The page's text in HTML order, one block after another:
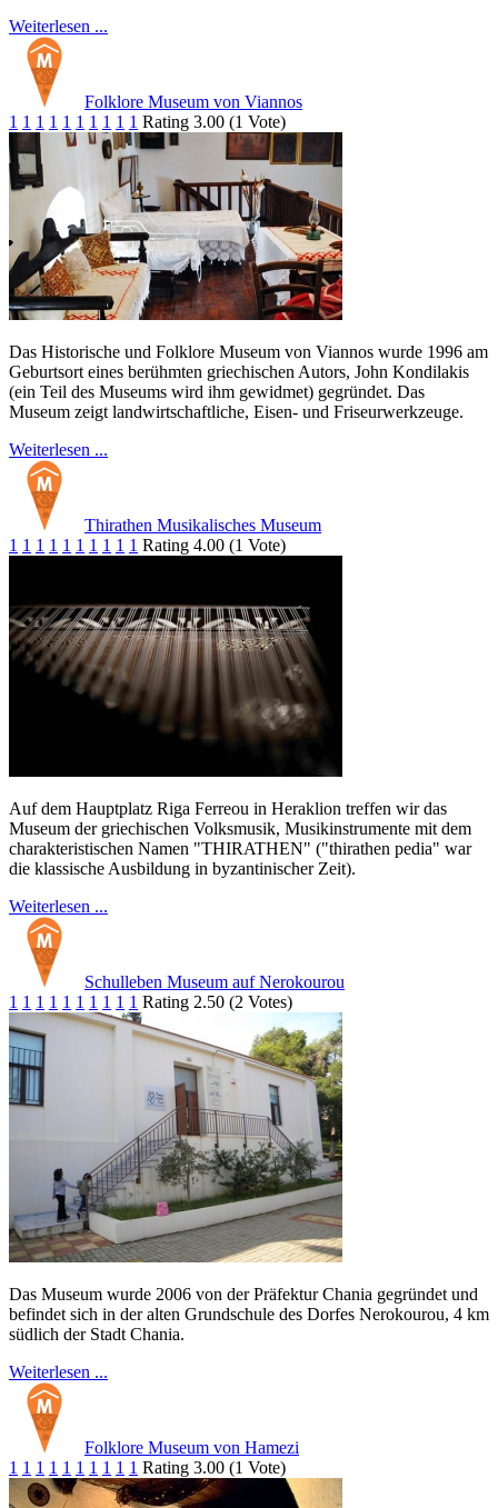
Weiterlesen ...
Folklore Museum von Viannos
1 1 1 1 1 1 1 1 1 1 Rating 3.00 (1 Vote)
Das Historische und Folklore Museum von Viannos wurde 1996 am
Geburtsort eines berühmten griechischen Autors, John Kondilakis
(ein Teil des Museums wird ihm gewidmet) gegründet. Das
Museum zeigt landwirtschaftliche, Eisen- und Friseurwerkzeuge.
Weiterlesen ...
Thirathen Musikalisches Museum
1 1 1 1 1 1 1 1 1 1 Rating 4.00 (1 Vote)
Auf dem Hauptplatz Riga Ferreou in Heraklion treffen wir das
Museum der griechischen Volksmusik, Musikinstrumente mit dem
charakteristischen Namen "THIRATHEN" ("thirathen pedia" war
die klassische Ausbildung in byzantinischer Zeit).
Weiterlesen ...
Schulleben Museum auf Nerokourou
1 1 1 1 1 1 1 1 1 1 Rating 2.50 (2 Votes)
Das Museum wurde 2006 von der Präfektur Chania gegründet und
befindet sich in der alten Grundschule des Dorfes Nerokourou, 4 km
südlich der Stadt Chania.
Weiterlesen ...
Folklore Museum von Hamezi
1 1 1 1 1 1 1 1 1 1 Rating 3.00 (1 Vote)